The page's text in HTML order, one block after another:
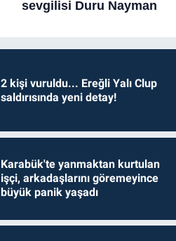
2 kişi vuruldu... Ereğli Yalı Clup
saldırısında yeni detay!
Karabük'te yanmaktan kurtulan
işçi, arkadaşlarını göremeyince
büyük panik yaşadı